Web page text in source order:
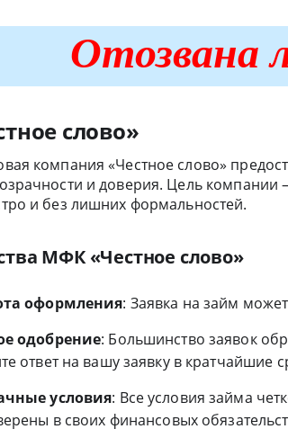
Отозвана
слово»
компания «Честное слово»
и доверия. Цель
и без лишних формальностей.
МФК «Честное слово»
оформления: Заявка на займ
одобрение: Большинство заявок
ответ на вашу заявку в кратчайшие
условия: Все условия займа
в своих финансовых